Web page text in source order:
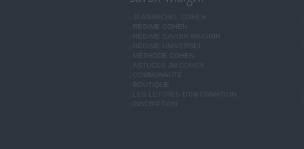
JEAN-MICHEL COHEN
RÉGIME COHEN
RÉGIME SAVOIR MAIGRIR
RÉGIME UNIVERSEL
ASTUCES JM COHEN
COMMUNAUTÉ
LES LETTRES D'INFORMATION
INSCRIPTION